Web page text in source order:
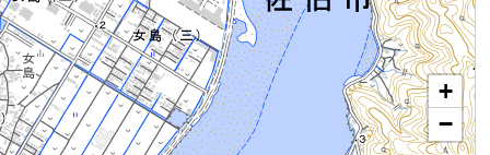
+
−